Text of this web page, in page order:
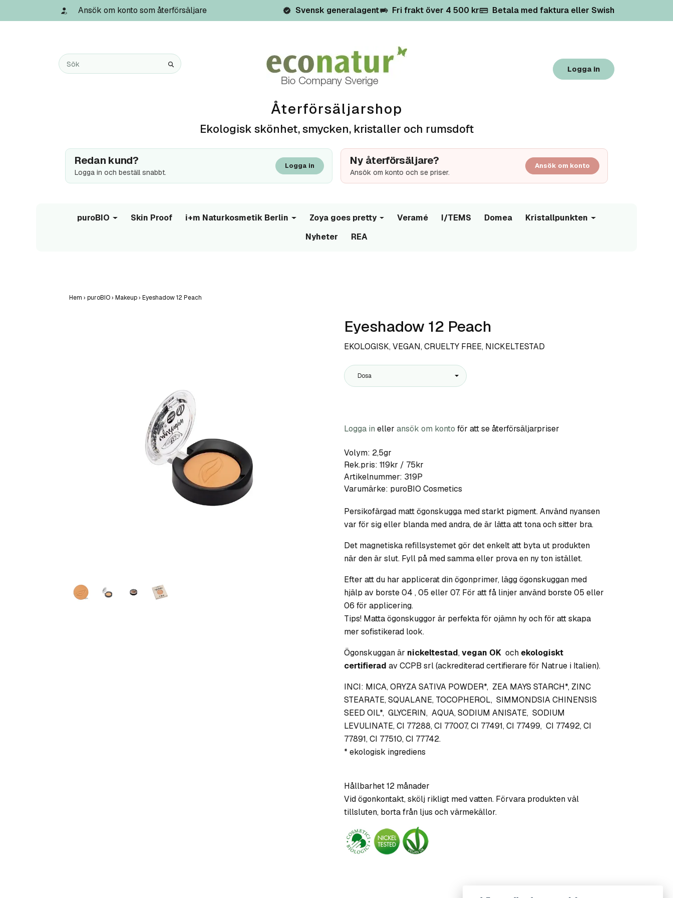
Ansök om konto som återförsäljare Svensk generalagent Fri frakt över 4 500 kr Betala med faktura eller Swish
Logga in
Återförsäljarshop
Ekologisk skönhet, smycken, kristaller och rumsdoft
Redan kund?
Logga in och beställ snabbt.
Logga in Ny återförsäljare?
Ansök om konto och se priser.
Ansök om konto
puroBIO Skin Proof i+m Naturkosmetik Berlin Zoya goes pretty Veramé I/TEMS Domea
Kristallpunkten
Nyheter
REA
Hem › puroBIO› Makeup› Eyeshadow 12 Peach
Eyeshadow 12 Peach
EKOLOGISK, VEGAN, CRUELTY FREE, NICKELTESTAD
Dosa
Logga in eller ansök om konto för att se återförsäljarpriser
Volym: 2,5gr
Rek.pris: 119kr / 75kr
Artikelnummer: 319P
Varumärke: puroBIO Cosmetics
Persikofärgad matt ögonskugga med starkt pigment.Använd nyansen
var för sig eller blanda med andra, de är lätta att tona och sitter bra.
Det magnetiska refillsystemet gör det enkelt att byta ut produkten
när den är slut. Fyll på med samma eller prova en ny ton istället.
Efter att du har applicerat din ögonprimer, lägg ögonskuggan med
hjälp av borste 04 , 05 eller 07. För att få linjer använd borste 05 eller
06 för applicering.
Tips! Matta ögonskuggor är perfekta för ojämn hy och för att skapa
mer sofistikerad look.
Ögonskuggan är nickeltestad,vegan OK och ekologiskt
certifierad av CCPB srl (ackrediterad certifierare för Natrue i Italien).
INCI: MICA, ORYZA SATIVA POWDER*, ZEA MAYS STARCH*, ZINC
STEARATE, SQUALANE, TOCOPHEROL, SIMMONDSIA CHINENSIS
SEED OIL*, GLYCERIN, AQUA, SODIUM ANISATE, SODIUM
LEVULINATE, CI 77288, CI 77007, CI 77491, CI 77499, CI 77492, CI
77891, CI 77510, CI 77742.
* ekologisk ingrediens
Hållbarhet 12 månader
Vid ögonkontakt, skölj rikligt med vatten. Förvara produkten väl
tillsluten, borta från ljus och värmekällor.